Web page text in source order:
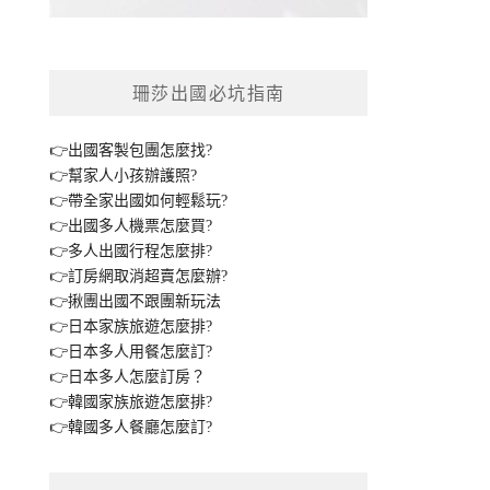
珊莎出國必坑指南
👉出國客製包團怎麼找?
👉幫家人小孩辦護照?
👉帶全家出國如何輕鬆玩?
👉出國多人機票怎麼買?
👉多人出國行程怎麼排?
👉訂房網取消超賣怎麼辦?
👉揪團出國不跟團新玩法
👉日本家族旅遊怎麼排?
👉日本多人用餐怎麼訂?
👉日本多人怎麼訂房？
👉韓國家族旅遊怎麼排?
👉韓國多人餐廳怎麼訂?